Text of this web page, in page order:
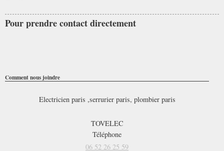
Pour prendre contact directement
Comment nous joindre
Electricien paris ,serrurier paris, plombier paris
TOVELEC
Téléphone
06 52 26 25 59